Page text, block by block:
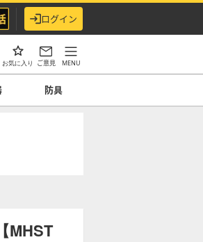
ログイン
お気に入り ご意見 MENU
防具
MHST